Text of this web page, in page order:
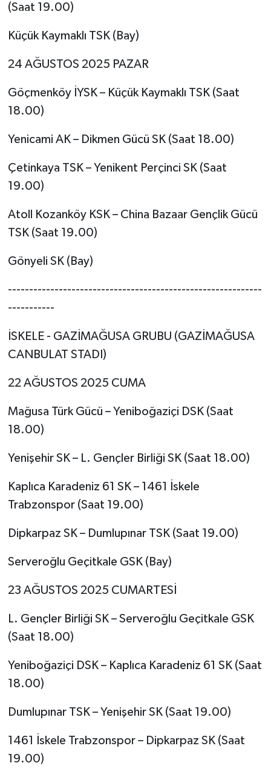
(Saat 19.00)
Küçük Kaymaklı TSK (Bay)
24 AĞUSTOS 2025 PAZAR
Göçmenköy İYSK – Küçük Kaymaklı TSK (Saat
18.00)
Yenicami AK – Dikmen Gücü SK (Saat 18.00)
Çetinkaya TSK – Yenikent Perçinci SK (Saat
19.00)
Atoll Kozanköy KSK – China Bazaar Gençlik Gücü
TSK (Saat 19.00)
Gönyeli SK (Bay)
------------------------------------------------------------
-----------
İSKELE - GAZİMAĞUSA GRUBU (GAZİMAĞUSA
CANBULAT STADI)
22 AĞUSTOS 2025 CUMA
Mağusa Türk Gücü – Yeniboğaziçi DSK (Saat
18.00)
Yenişehir SK – L. Gençler Birliği SK (Saat 18.00)
Kaplıca Karadeniz 61 SK – 1461 İskele
Trabzonspor (Saat 19.00)
Dipkarpaz SK – Dumlupınar TSK (Saat 19.00)
Serveroğlu Geçitkale GSK (Bay)
23 AĞUSTOS 2025 CUMARTESİ
L. Gençler Birliği SK – Serveroğlu Geçitkale GSK
(Saat 18.00)
Yeniboğaziçi DSK – Kaplıca Karadeniz 61 SK (Saat
18.00)
Dumlupınar TSK – Yenişehir SK (Saat 19.00)
1461 İskele Trabzonspor – Dipkarpaz SK (Saat
19.00)